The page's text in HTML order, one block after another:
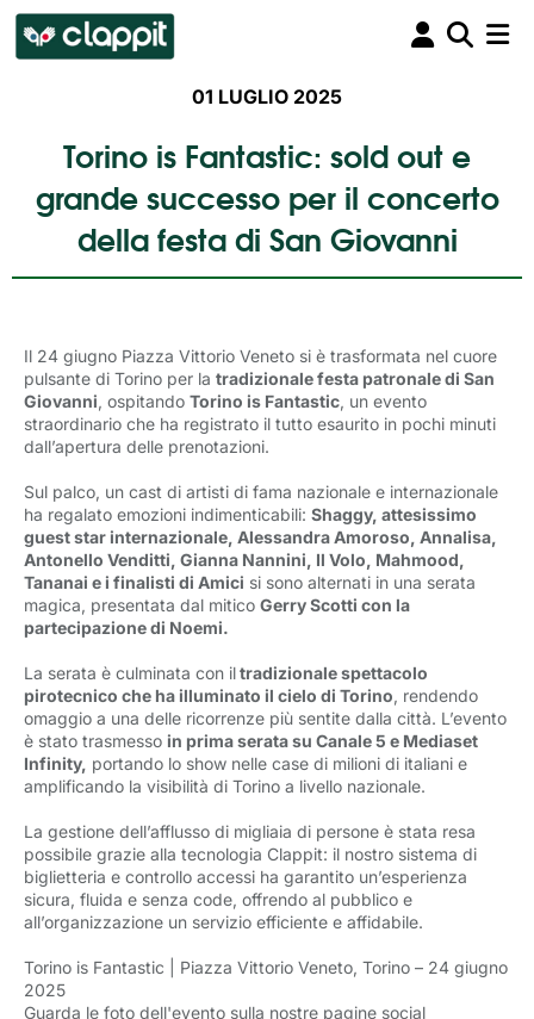
01 LUGLIO 2025
Torino is Fantastic: sold out e
grande successo per il concerto
della festa di San Giovanni
Il 24 giugno Piazza Vittorio Veneto si è trasformata nel cuore
pulsante di Torino per la tradizionale festa patronale di San
Giovanni, ospitando Torino is Fantastic, un evento
straordinario che ha registrato il tutto esaurito in pochi minuti
dall’apertura delle prenotazioni.
Sul palco, un cast di artisti di fama nazionale e internazionale
ha regalato emozioni indimenticabili: Shaggy, attesissimo
guest star internazionale, Alessandra Amoroso, Annalisa,
Antonello Venditti, Gianna Nannini, Il Volo, Mahmood,
Tananai e i finalisti di Amici si sono alternati in una serata
magica, presentata dal mitico Gerry Scotti con la
partecipazione di Noemi.
La serata è culminata con iltradizionale spettacolo
pirotecnico che ha illuminato il cielo di Torino, rendendo
omaggio a una delle ricorrenze più sentite dalla città. L’evento
è stato trasmesso in prima serata su Canale 5 e Mediaset
Infinity, portando lo show nelle case di milioni di italiani e
amplificando la visibilità di Torino a livello nazionale.
La gestione dell’afflusso di migliaia di persone è stata resa
possibile grazie alla tecnologia Clappit: il nostro sistema di
biglietteria e controllo accessi ha garantito un’esperienza
sicura, fluida e senza code, offrendo al pubblico e
all’organizzazione un servizio efficiente e affidabile.
Torino is Fantastic | Piazza Vittorio Veneto, Torino – 24 giugno
2025
Guarda le foto dell'evento sulla nostre pagine social